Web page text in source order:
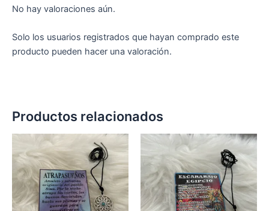
No hay valoraciones aún.
Solo los usuarios registrados que hayan comprado este
producto pueden hacer una valoración.
Productos relacionados